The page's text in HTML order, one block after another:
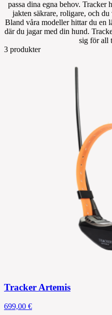
passa dina egna behov.
jakten säkrare, roligare, och
Bland våra modeller hittar du en
där du jagar med din hund.
sig för all
3 produkter
Tracker Artemis
699,00 €